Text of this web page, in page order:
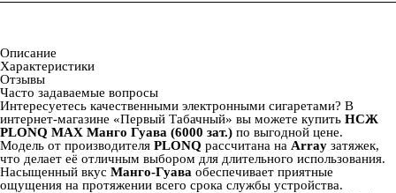
Описание
Характеристики
Отзывы
Часто задаваемые вопросы
Интересуетесь качественными электронными сигаретами? В
интернет‑магазине «Первый Табачный» вы можете купить НСЖ
PLONQ MAX Манго Гуава (6000 зат.) по выгодной цене.
Модель от производителя PLONQ рассчитана на Array затяжек,
что делает её отличным выбором для длительного использования.
Насыщенный вкус Манго-Гуава обеспечивает приятные
ощущения на протяжении всего срока службы устройства.